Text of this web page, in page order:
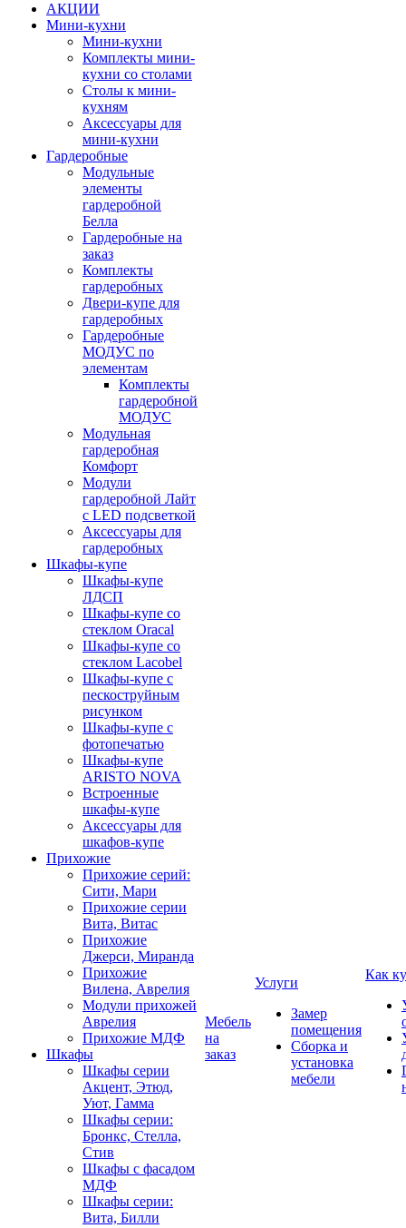
АКЦИИ
Мини-кухни
Мини-кухни
Комплекты мини-
кухни со столами
Столы к мини-
кухням
Аксессуары для
мини-кухни
Гардеробные
Модульные
элементы
гардеробной
Белла
Гардеробные на
заказ
Комплекты
гардеробных
Двери-купе для
гардеробных
Гардеробные
МОДУС по
элементам
Комплекты
гардеробной
МОДУС
Модульная
гардеробная
Комфорт
Модули
гардеробной Лайт
с LED подсветкой
Аксессуары для
гардеробных
Шкафы-купе
Шкафы-купе
ЛДСП
Шкафы-купе со
стеклом Oracal
Шкафы-купе со
стеклом Lacobel
Шкафы-купе с
пескоструйным
рисунком
Шкафы-купе с
фотопечатью
Шкафы-купе
ARISTO NOVA
Встроенные
шкафы-купе
Аксессуары для
шкафов-купе
Прихожие
Прихожие серий:
Сити, Мари
Прихожие серии
Вита, Витас
Прихожие
Джерси, Миранда
Прихожие
Вилена, Аврелия
Модули прихожей
Аврелия
Прихожие МДФ
Шкафы
Шкафы серии
Акцент, Этюд,
Уют, Гамма
Шкафы серии:
Бронкс, Стелла,
Стив
Шкафы с фасадом
МДФ
Шкафы серии:
Вита, Билли
Мебель
на
заказ
Услуги
Замер
помещения
Сборка и
установка
мебели
Как